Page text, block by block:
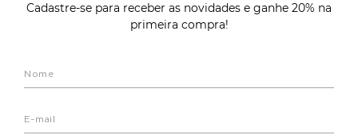
Cadastre-se para receber as novidades e ganhe 20% na
primeira compra!